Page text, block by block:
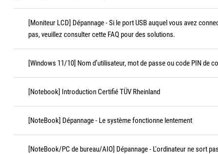
[Moniteur LCD] Dépannage - Si le port USB auquel vous avez
pas, veuillez consulter cette FAQ pour des solutions.
[Windows 11/10] Nom d’utilisateur, mot de passe ou code PIN de
[Notebook] Introduction Certifié TÜV Rheinland
[NoteBook] Dépannage - Le système fonctionne lentement
[NoteBook/PC de bureau/AIO] Dépannage - L'ordinateur ne sort